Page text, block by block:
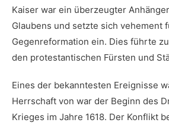
Kaiser ​war ein‌ überzeugter
Glaubens⁤ und setzte sich vehement‌
Gegenreformation ⁢ein. Dies führte
den protestantischen Fürsten ⁤und⁣
Eines der bekanntesten‌ Ereignisse
Herrschaft von war​ der Beginn des
Krieges ​im ​Jahre 1618. Der ⁣Konflikt